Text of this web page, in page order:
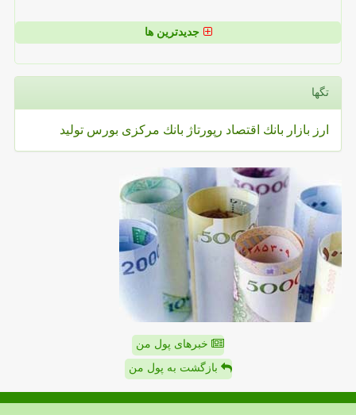
جدیدترین ها
تگها
ارز بازار بانك اقتصاد رپورتاژ بانك مركزی بورس تولید
خبرهای پول من
بازگشت به پول من